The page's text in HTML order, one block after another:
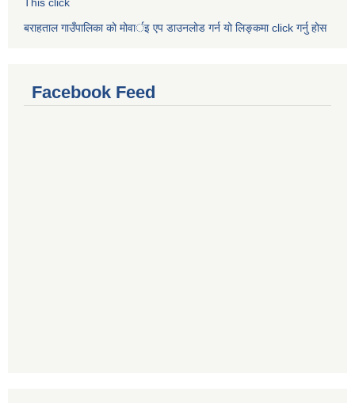
बराहताल गाउँपालिका को मोवार्इ एप डाउनलोड गर्न यो लिङ्कमा click गर्नु होस
Facebook Feed